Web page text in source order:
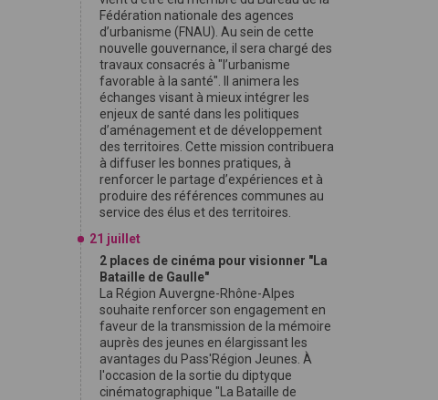
Fédération nationale des agences
d’urbanisme (FNAU). Au sein de cette
nouvelle gouvernance, il sera chargé des
travaux consacrés à "l’urbanisme
favorable à la santé". Il animera les
échanges visant à mieux intégrer les
enjeux de santé dans les politiques
d’aménagement et de développement
des territoires. Cette mission contribuera
à diffuser les bonnes pratiques, à
renforcer le partage d’expériences et à
produire des références communes au
service des élus et des territoires.
21 juillet
2 places de cinéma pour visionner "La
Bataille de Gaulle"
La Région Auvergne-Rhône-Alpes
souhaite renforcer son engagement en
faveur de la transmission de la mémoire
auprès des jeunes en élargissant les
avantages du Pass'Région Jeunes. À
l'occasion de la sortie du diptyque
cinématographique "La Bataille de